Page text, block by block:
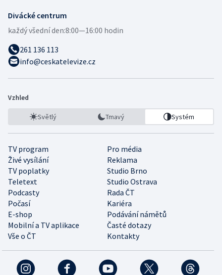
Divácké centrum
každý všední den:8:00—16:00 hodin
261 136 113
info@ceskatelevize.cz
Vzhled
Světlý Tmavý Systém
TV program
Pro média
Živé vysílání
Reklama
TV poplatky
Studio Brno
Teletext
Studio Ostrava
Podcasty
Rada ČT
Počasí
Kariéra
E-shop
Podávání námětů
Mobilní a TV aplikace
Časté dotazy
Vše o ČT
Kontakty